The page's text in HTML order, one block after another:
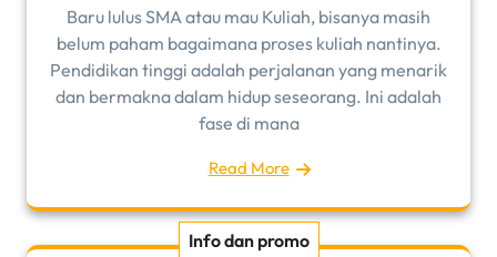
Baru lulus SMA atau mau Kuliah, bisanya masih
belum paham bagaimana proses kuliah nantinya.
Pendidikan tinggi adalah perjalanan yang menarik
dan bermakna dalam hidup seseorang. Ini adalah
fase di mana
Read More
Info dan promo